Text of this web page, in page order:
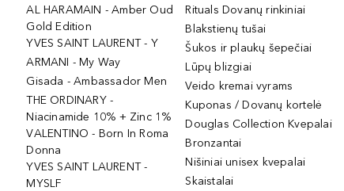
AL HARAMAIN - Amber Oud
Gold Edition
YVES SAINT LAURENT - Y
ARMANI - My Way
Gisada - Ambassador Men
THE ORDINARY -
Niacinamide 10% + Zinc 1%
VALENTINO - Born In Roma
Donna
YVES SAINT LAURENT -
MYSLF
Rituals Dovanų rinkiniai
Blakstienų tušai
Šukos ir plaukų šepečiai
Lūpų blizgiai
Veido kremai vyrams
Kuponas / Dovanų kortelė
Douglas Collection Kvepalai
Bronzantai
Nišiniai unisex kvepalai
Skaistalai